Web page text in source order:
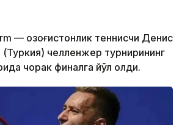
— Қозоғистонлик теннисчи Денис
челленжер турнирининг
чорак финалга йўл олди.